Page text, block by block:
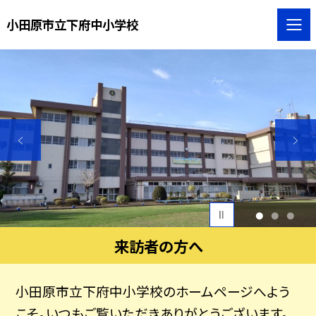
小田原市立下府中小学校
1 2 3
来訪者の方へ
小田原市立下府中小学校のホームページへよう